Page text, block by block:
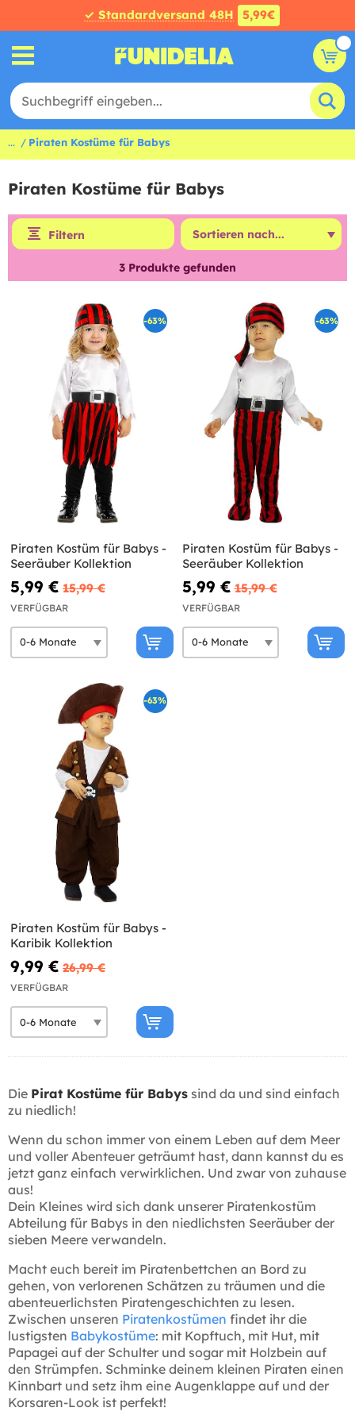
✓ Standardversand 48H 5,99€
... Piraten Kostüme für Babys
Piraten Kostüme für Babys
Filtern
3 Produkte gefunden
-63%
Piraten Kostüm für Babys -
Seeräuber Kollektion
5,99 € 15,99 €
VERFÜGBAR
-63%
Piraten Kostüm für Babys -
Seeräuber Kollektion
5,99 € 15,99 €
VERFÜGBAR
-63%
Piraten Kostüm für Babys -
Karibik Kollektion
9,99 € 26,99 €
VERFÜGBAR
Die Pirat Kostüme für Babys sind da und sind einfach
zu niedlich!
Wenn du schon immer von einem Leben auf dem Meer
und voller Abenteuer geträumt hast, dann kannst du es
jetzt ganz einfach verwirklichen. Und zwar von zuhause
aus!
Dein Kleines wird sich dank unserer Piratenkostüm
Abteilung für Babys in den niedlichsten Seeräuber der
sieben Meere verwandeln.
Macht euch bereit im Piratenbettchen an Bord zu
gehen, von verlorenen Schätzen zu träumen und die
abenteuerlichsten Piratengeschichten zu lesen.
Zwischen unseren Piratenkostümen findet ihr die
lustigsten Babykostüme: mit Kopftuch, mit Hut, mit
Papagei auf der Schulter und sogar mit Holzbein auf
den Strümpfen. Schminke deinem kleinen Piraten einen
Kinnbart und setz ihm eine Augenklappe auf und der
Korsaren-Look ist perfekt!